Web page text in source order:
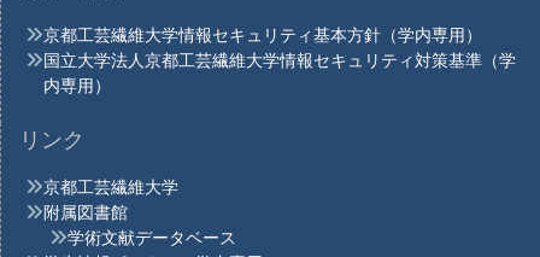
京都工芸繊維大学情報セキュリティ基本方針（学内専用）
国立大学法人京都工芸繊維大学情報セキュリティ対策基準（学
内専用）
リンク
京都工芸繊維大学
附属図書館
学術文献データベース